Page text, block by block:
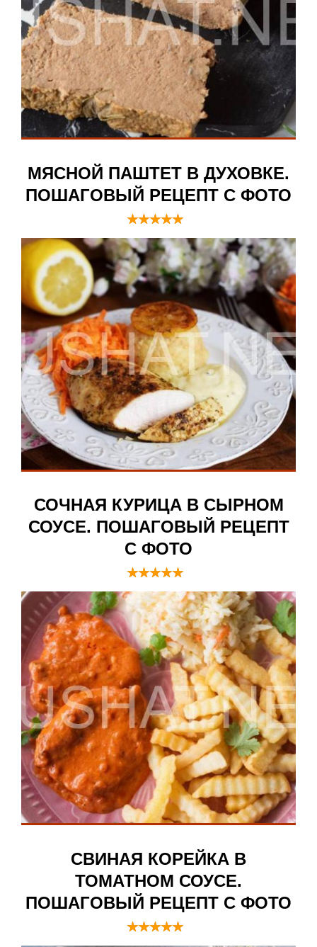
МЯСНОЙ ПАШТЕТ В ДУХОВКЕ.
ПОШАГОВЫЙ РЕЦЕПТ С ФОТО
СОЧНАЯ КУРИЦА В СЫРНОМ
СОУСЕ. ПОШАГОВЫЙ РЕЦЕПТ
С ФОТО
СВИНАЯ КОРЕЙКА В
ТОМАТНОМ СОУСЕ.
ПОШАГОВЫЙ РЕЦЕПТ С ФОТО